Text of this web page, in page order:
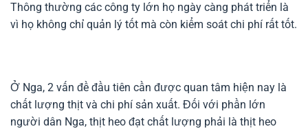
Thông thường các công ty lớn họ ngày càng phát triển là
vì họ không chỉ quản lý tốt mà còn kiểm soát chi phí rất tốt.
Ở Nga, 2 vấn đề đầu tiên cần được quan tâm hiện nay là
chất lượng thịt và chi phí sản xuất. Đối với phần lớn
người dân Nga, thịt heo đạt chất lượng phải là thịt heo